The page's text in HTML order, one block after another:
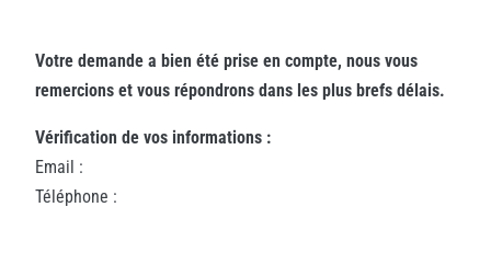
Votre demande a bien été prise en compte, nous vous
remercions et vous répondrons dans les plus brefs délais.
Vérification de vos informations :
Email :
Téléphone :